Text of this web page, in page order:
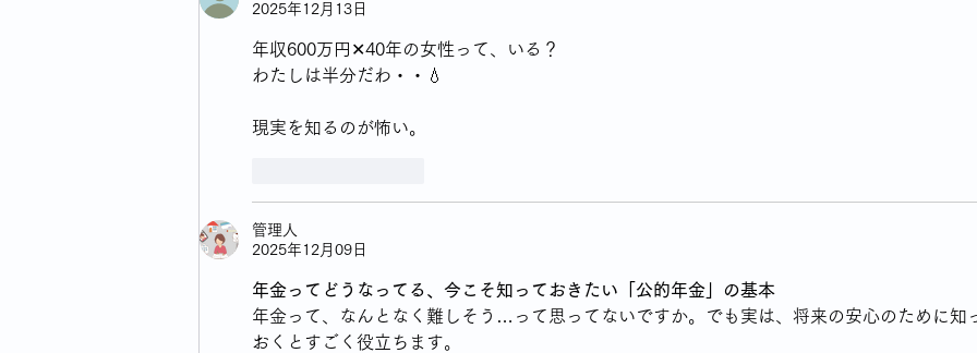
2025年12月13日
年収600万円✕40年の女性って、いる？
わたしは半分だわ・・💧
現実を知るのが怖い。
管理人
2025年12月09日
年金ってどうなってる、今こそ知っておきたい「公的年金」の基本
年金って、なんとなく難しそう…って思ってないですか。でも実は、将来の安心のために知
おくとすごく役立ちます。